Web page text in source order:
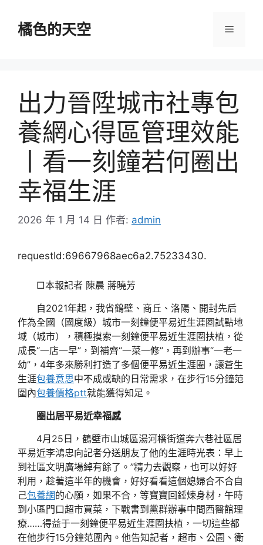
橘色的天空 選
出力晉陞城市社專包
養網心得區管理效能
丨看一刻鐘若何圈出
幸福生涯
2026 年 1 月 14 日 作者: admin
requestId:69667968aec6a2.75233430.
□本報記者 陳晨 蔣曉芳
自2021年起，我省鶴壁、商丘、洛陽、開封先后
作為全國（國度級）城市一刻鐘便平易近生涯圈試點地
域（城市），積極摸索一刻鐘便平易近生涯圈扶植，從
成長“一店一早”，到補齊“一菜一修”，再到辦事“一老一
幼”，4年多來勝利打造了多個便平易近生涯圈，讓蒼生
生涯包養意思中不成或缺的日常需求，在步行15分鐘范
圍內包養價格ptt就能獲得知足。
圈出居平易近幸福感
4月25日，鶴壁市山城區湯河橋街道奔六巷社區居
平易近李鴻忠向記者分送朋友了他的生涯時光表：早上
到社區文明廣場綽有餘了。”精力去觀察，也可以好好
利用，趁著這半年的機會，好好看看這個媳婦合不合自
己包養網的心願，如果不合，等寶寶回錘煉身材，午時
到小區門口超市買菜，下戰書到黨群辦事中間西醫館理
療……得益于一刻鐘便平易近生涯圈扶植，一切這些都
在他步行15分鐘范圍內。他告知記者，超市、公園、衛